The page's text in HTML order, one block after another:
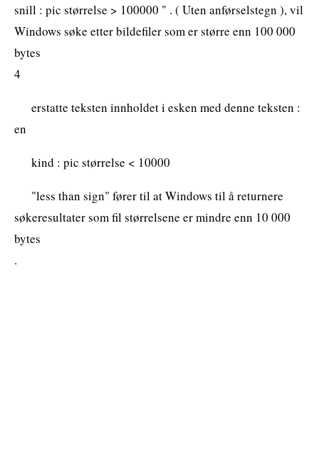
snill : pic størrelse > 100000 " . ( Uten anførselstegn ), vil
Windows søke etter bildefiler som er større enn 100 000
bytes
4
erstatte teksten innholdet i esken med denne teksten :
en
kind : pic størrelse < 10000
"less than sign" fører til at Windows til å returnere
søkeresultater som fil størrelsene er mindre enn 10 000
bytes
.